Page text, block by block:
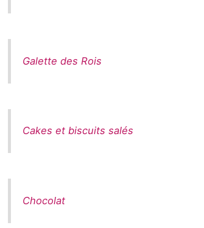
Galette des Rois
Cakes et biscuits salés
Chocolat